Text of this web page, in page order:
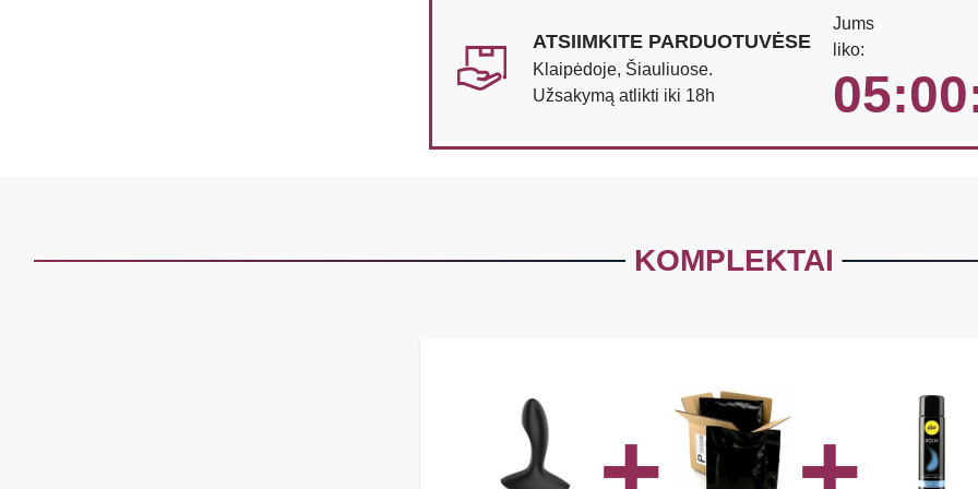
ATSIIMKITE PARDUOTUVĖSE
Klaipėdoje, Šiauliuose.
Užsakymą atlikti iki 18h
Jums
liko:
KOMPLEKTAI